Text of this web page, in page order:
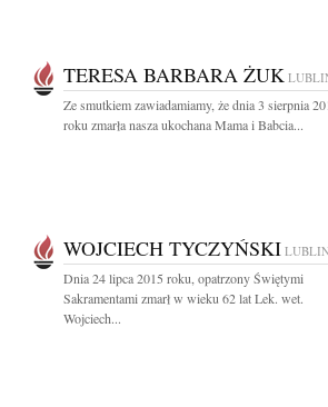
TERESA BARBARA ŻUK
Ze smutkiem zawiadamiamy, że dnia 3 sierpnia
roku zmarła nasza ukochana Mama i Babcia...
WOJCIECH TYCZYŃSKI
Dnia 24 lipca 2015 roku, opatrzony Świętymi
Sakramentami zmarł w wieku 62 lat Lek. wet.
Wojciech...